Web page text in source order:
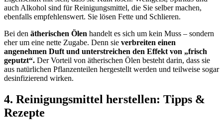
auch Alkohol sind für Reinigungsmittel, die Sie selber machen,
ebenfalls empfehlenswert. Sie lösen Fette und Schlieren.
Bei den ätherischen Ölen handelt es sich um kein Muss – sondern
eher um eine nette Zugabe. Denn sie verbreiten einen
angenehmen Duft und unterstreichen den Effekt von „frisch
geputzt“. Der Vorteil von ätherischen Ölen besteht darin, dass sie
aus natürlichen Pflanzenteilen hergestellt werden und teilweise sogar
desinfizierend wirken.
4. Reinigungsmittel herstellen: Tipps &
Rezepte